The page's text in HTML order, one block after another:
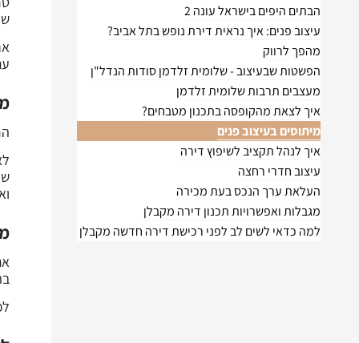
הבתים היפים בישראל עונה 2
עיצוב פנים: איך נראית דירת נופש בתל אביב?
מהפך לרווק
הפשטות שבעיצוב - שלומית זלדמן סודות הנדל"ן
מעצבים תרבות שלומית זלדמן
איך לצאת מהקופסה בתכנון מטבחים?
מיתוסים בעיצוב פנים
איך לנהל תקציב לשיפוץ דירה
עיצוב חדרי רחצה
העלאת ערך הנכס בעת מכירה
מגבלות ואפשרויות תכנון דירה מקבלן
למה כדאי לשים לב לפני רכישת דירה חדשה מקבלן